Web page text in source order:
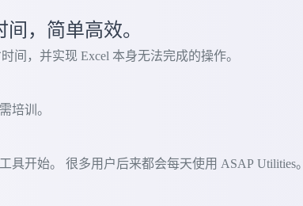
，简单高效。
间，并实现 Excel 本身无法完成的操作。
培训。
具开始。 很多用户后来都会每天使用 ASAP Utilities。